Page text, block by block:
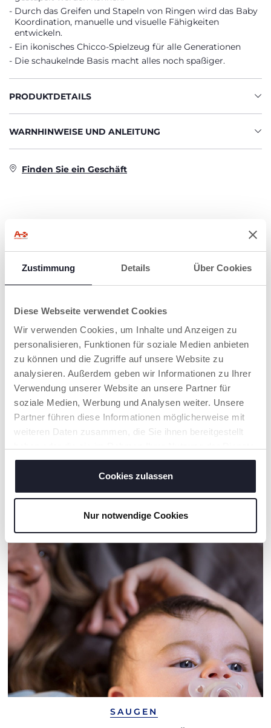
Zustimmung Details Über Cookies
Diese Webseite verwendet Cookies
Wir verwenden Cookies, um Inhalte und Anzeigen zu
personalisieren, Funktionen für soziale Medien anbieten
zu können und die Zugriffe auf unsere Website zu
analysieren. Außerdem geben wir Informationen zu Ihrer
Verwendung unserer Website an unsere Partner für
soziale Medien, Werbung und Analysen weiter. Unsere
Partner führen diese Informationen möglicherweise mit
weiteren Daten zusammen, die Sie ihnen bereitgestellt
gesammelt haben.
Cookies zulassen
Nur notwendige Cookies
Durch das Greifen und Stapeln von Ringen wird das Baby
Koordination, manuelle und visuelle Fähigkeiten
entwickeln.
Ein ikonisches Chicco-Spielzeug für alle Generationen
Die schaukelnde Basis macht alles noch spaßiger.
PRODUKTDETAILS
WARNHINWEISE UND ANLEITUNG
Finden Sie ein Geschäft
PRODUKTE, DIE SIE INTERESSIEREN
Molly Cuddly Turtle Baby
Greifspielzeug Schildkröte
Croc Wassermatte
UNSER RAT
SAUGEN